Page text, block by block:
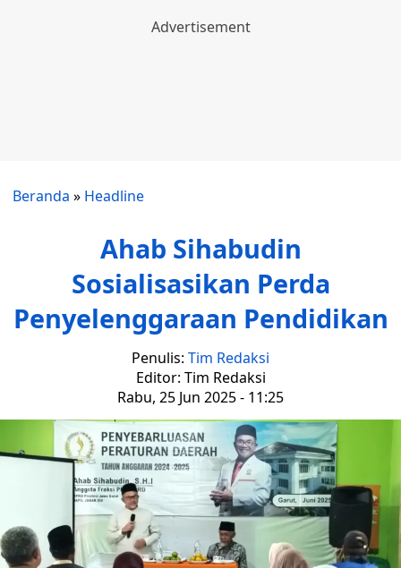
Beranda » Headline
Ahab Sihabudin
Sosialisasikan Perda
Penyelenggaraan Pendidikan
Penulis: Tim Redaksi
Editor: Tim Redaksi
Rabu, 25 Jun 2025 - 11:25